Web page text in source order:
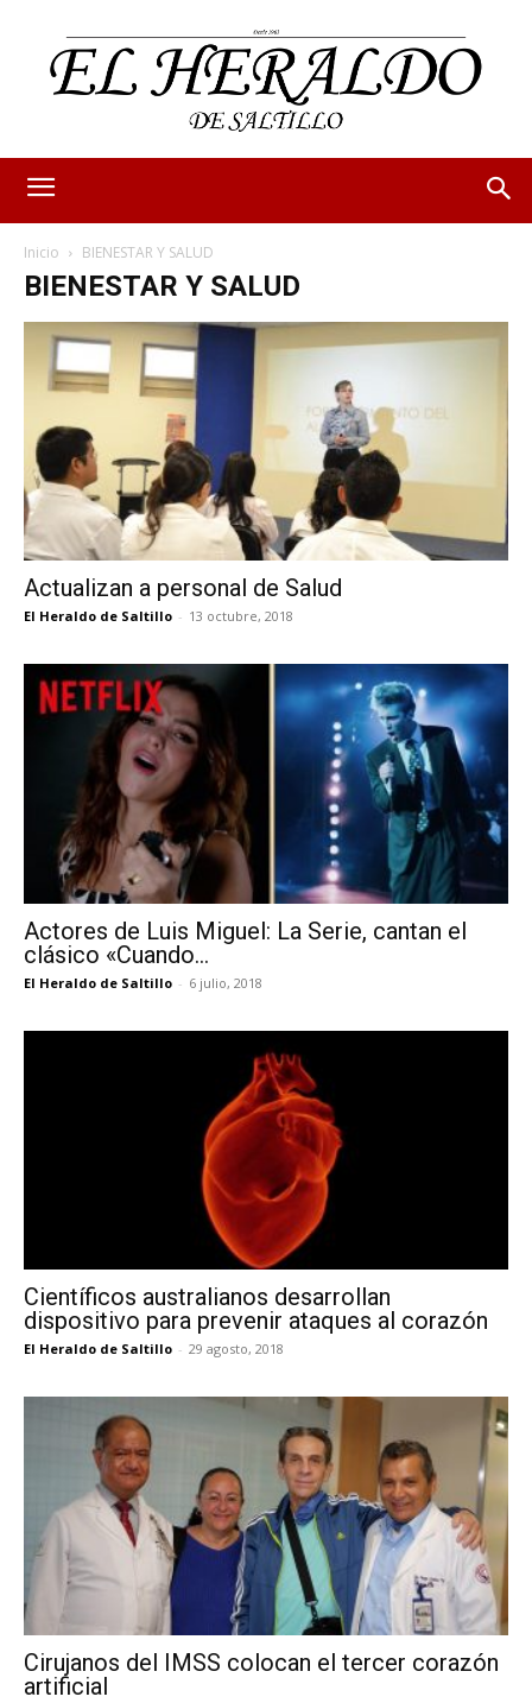
Inicio BIENESTAR Y SALUD
BIENESTAR Y SALUD
Actualizan a personal de Salud
El Heraldo de Saltillo - 13 octubre, 2018
Actores de Luis Miguel: La Serie, cantan el
clásico «Cuando...
El Heraldo de Saltillo - 6 julio, 2018
Científicos australianos desarrollan
dispositivo para prevenir ataques al corazón
El Heraldo de Saltillo - 29 agosto, 2018
Cirujanos del IMSS colocan el tercer corazón
artificial